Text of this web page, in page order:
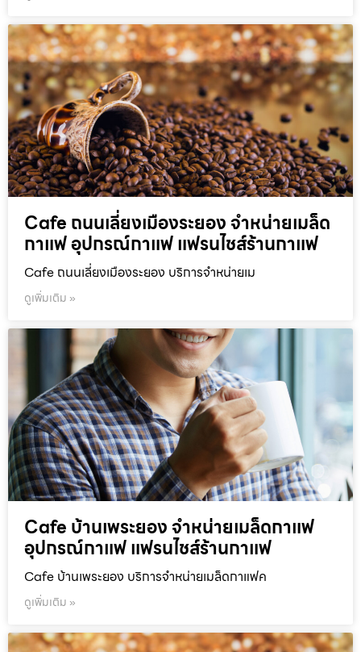
Cafe ถนนเลี่ยงเมืองระยอง จำหน่ายเมล็ด
กาแฟ อุปกรณ์กาแฟ แฟรนไชส์ร้านกาแฟ
Cafe ถนนเลี่ยงเมืองระยอง บริการจำหน่ายเม
ดูเพิ่มเติม »
Cafe บ้านเพระยอง จำหน่ายเมล็ดกาแฟ
อุปกรณ์กาแฟ แฟรนไชส์ร้านกาแฟ
Cafe บ้านเพระยอง บริการจำหน่ายเมล็ดกาแฟค
ดูเพิ่มเติม »